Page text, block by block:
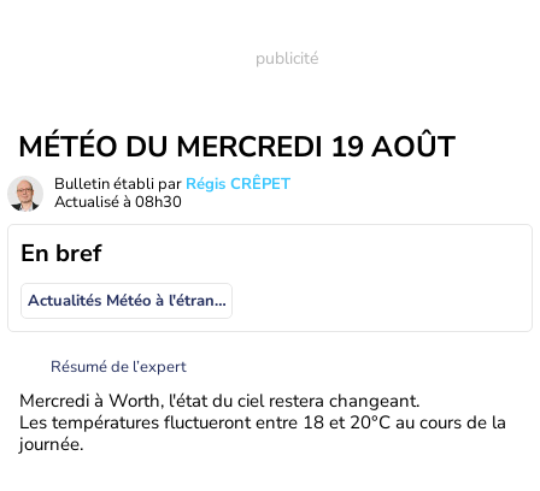
MÉTÉO DU MERCREDI 19 AOÛT
Bulletin établi par Régis CRÊPET
Actualisé à 08h30
En bref
Actualités Météo à l'étranger
Résumé de l’expert
Mercredi à Worth, l'état du ciel restera changeant.
Les températures fluctueront entre 18 et 20°C au cours de la
journée.